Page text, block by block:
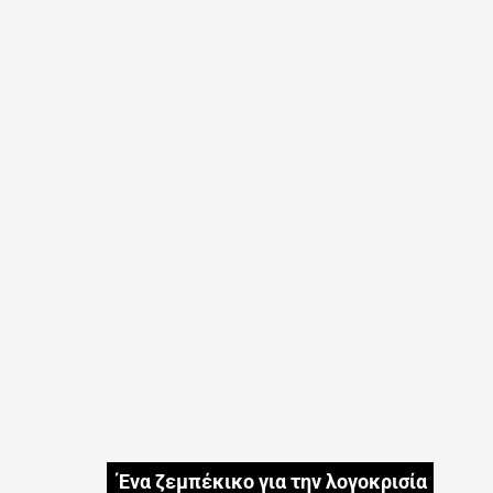
Ένα ζεμπέκικο για την λογοκρισία